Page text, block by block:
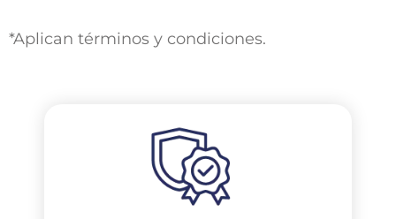
*Aplican términos y condiciones.